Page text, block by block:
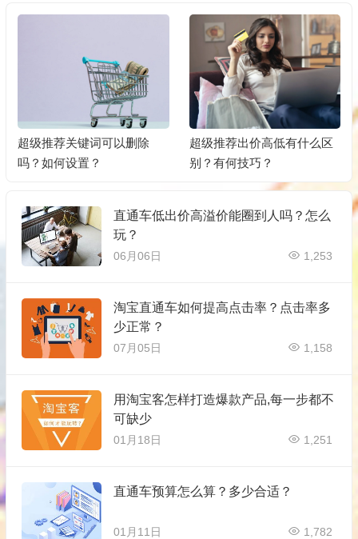
超级推荐关键词可以删除
吗？如何设置？
超级推荐出价高低有什么区
别？有何技巧？
直通车低出价高溢价能圈到人吗？怎么
玩？
06月06日 1,253
淘宝直通车如何提高点击率？点击率多
少正常？
07月05日 1,158
用淘宝客怎样打造爆款产品,每一步都不
可缺少
01月18日 1,251
直通车预算怎么算？多少合适？
01月11日 1,782